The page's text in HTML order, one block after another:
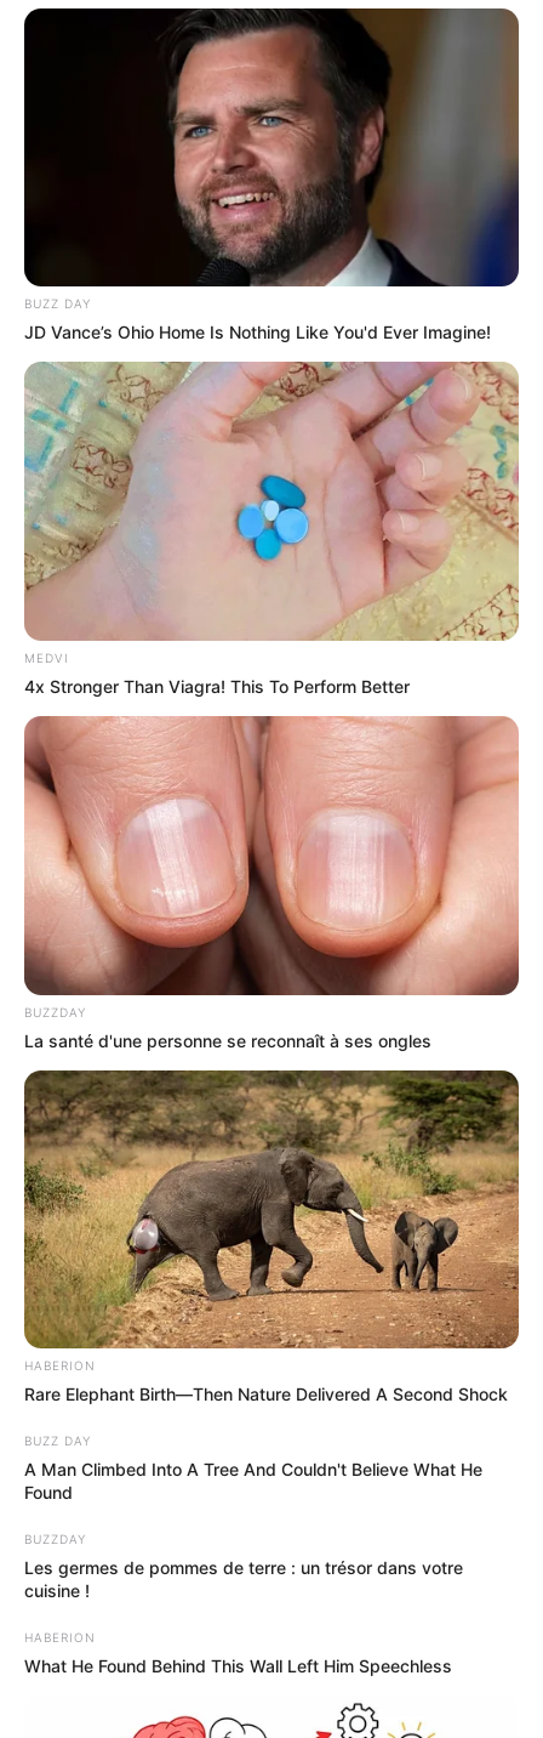
BUZZ DAY
JD Vance’s Ohio Home Is Nothing Like You'd Ever Imagine!
MEDVI
4x Stronger Than Viagra! This To Perform Better
BUZZDAY
La santé d'une personne se reconnaît à ses ongles
HABERION
Rare Elephant Birth—Then Nature Delivered A Second Shock
BUZZ DAY
A Man Climbed Into A Tree And Couldn't Believe What He
Found
BUZZDAY
Les germes de pommes de terre : un trésor dans votre
cuisine !
HABERION
What He Found Behind This Wall Left Him Speechless